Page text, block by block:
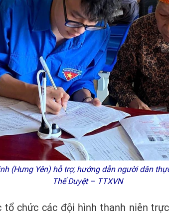
(Hưng Yên) hỗ trợ, hướng dẫn người dân
Thế Duyệt – TTXVN
chức các đội hình thanh niên